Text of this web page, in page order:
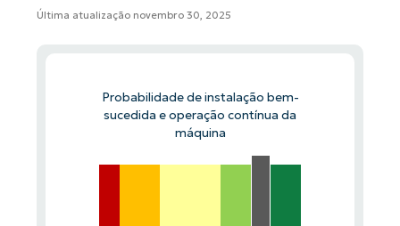
Última atualização novembro 30, 2025
Probabilidade de instalação bem-
sucedida e operação contínua da
máquina